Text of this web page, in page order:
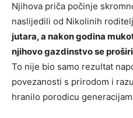
Njihova priča počinje
naslijedili od Nikolinih
jutara, a nakon godina
njihovo gazdinstvo se
To nije bio samo rezultat
povezanosti s prirodom i
hranilo porodicu